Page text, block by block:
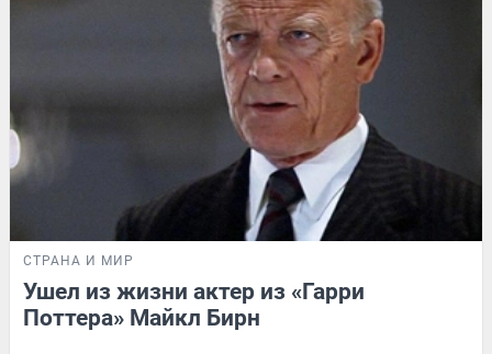
СТРАНА И МИР
Ушел из жизни актер из «Гарри
Поттера» Майкл Бирн